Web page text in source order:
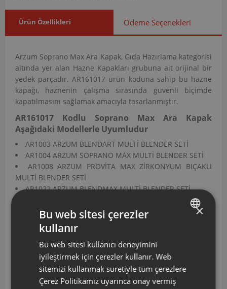
Ürün Özellikleri Ödeme Seçenekleri
Arzum Soprano Max Ara Kapak, Gıda Hazırlama kategorisi
altında yer alan Hazne Kapakları grubuna ait orijinal bir
yedek parçadır. AR161017 ürün koduna sahip bu hazne
kapağı, haznenin çalışma sırasında güvenli biçimde
kapatılmasını sağlamak amacıyla tasarlanmıştır.
AR161017 Kodlu Soprano Max Ara Kapak
Aşağıdaki Modellerle Uyumludur
AR1003 ARZUM BLENDART MULTİ BLENDER SETİ
AR1004 ARZUM SOPRANO MAX MULTİ BLENDER SETİ
AR1008 ARZUM PROVİTA MAX ZİRKONYUM BIÇAKLI
MULTİ BLENDER SETİ
AR1022 ARZUM BLENDMAX MULTİ BLENDER SETİ
AR1040 ARZUM PROVİTA MAX ZİRKONYUM BIÇAKLI
MULTİ BLENDER SETİ
AR1041 ARZUM BLENDART 1500 MULTİ BLENDER SETİ
AR1058 ARZUM HESTIA MULTI BLENDER SETİ
AR1103 ARZUM HESTIA MULTI BLENDER SETİ
AR1104 ARZUM HESTIA MULTI BLENDER SETİ
AR1118-B ARZUM MİXSET MAX MULTİ BLENDER SETİ
×
Bu web sitesi çerezler
kullanır
Bu web sitesi kullanıcı deneyimini
iyileştirmek için çerezler kullanır. Web
sitemizi kullanmak suretiyle tüm çerezlere
Çerez Politikamız uyarınca onay vermiş